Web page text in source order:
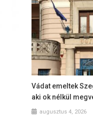
Vádat emeltek
aki ok nélkül
augusztus 4, 2026